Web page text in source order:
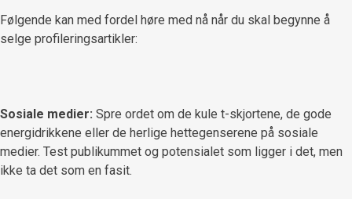
Følgende kan med fordel høre med nå når du skal begynne å
selge profileringsartikler:
Sosiale medier: Spre ordet om de kule t-skjortene, de gode
energidrikkene eller de herlige hettegenserene på sosiale
medier. Test publikummet og potensialet som ligger i det, men
ikke ta det som en fasit.